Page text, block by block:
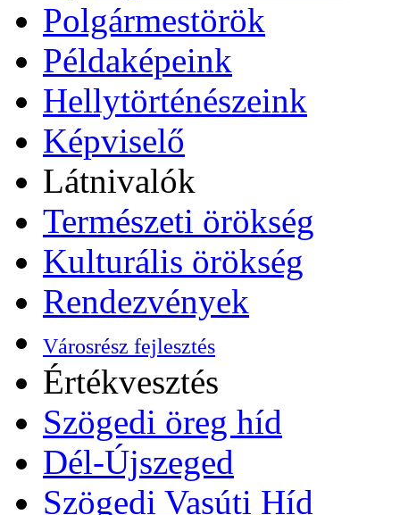
Polgármestörök
Példaképeink
Hellytörténészeink
Képviselő
Látnivalók
Természeti örökség
Kulturális örökség
Rendezvények
Városrész fejlesztés
Értékvesztés
Szögedi öreg híd
Dél-Újszeged
Szögedi Vasúti Híd